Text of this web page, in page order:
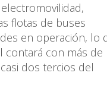
flotas de buses
en operación, lo
contará con más de
dos tercios del